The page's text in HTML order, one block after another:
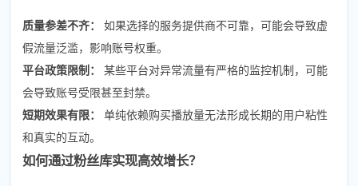
质量参差不齐：
如果选择的服务提供商不可靠，可能会导致虚
假流量泛滥，影响账号权重。
平台政策限制：
某些平台对异常流量有严格的监控机制，可能
会导致账号受限甚至封禁。
短期效果有限：
单纯依赖购买播放量无法形成长期的用户粘性
和真实的互动。
如何通过粉丝库实现高效增长？